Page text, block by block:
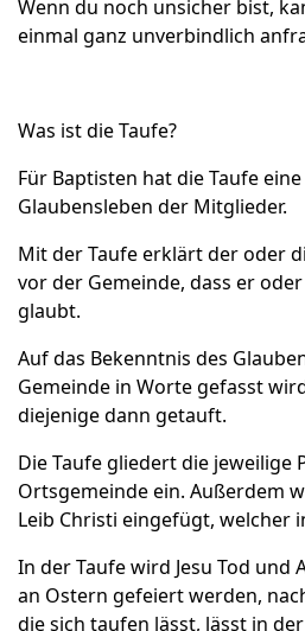
Wenn du noch unsicher bist,
einmal ganz unverbindlich
Was ist die Taufe?
Für Baptisten hat die Taufe
Glaubensleben der Mitglieder.
Mit der Taufe erklärt der oder
vor der Gemeinde, dass er oder
glaubt.
Auf das Bekenntnis des
Gemeinde in Worte gefasst
diejenige dann getauft.
Die Taufe gliedert die jeweilige
Ortsgemeinde ein. Außerdem
Leib Christi eingefügt, welcher
In der Taufe wird Jesu Tod und
an Ostern gefeiert werden,
die sich taufen lässt, lässt in